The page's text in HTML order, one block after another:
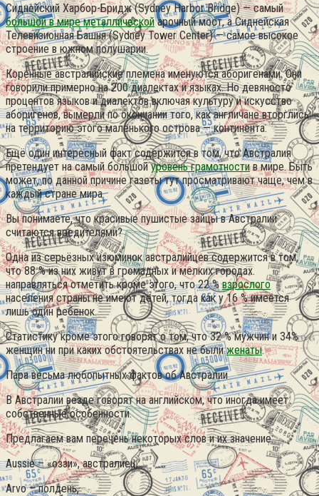
Сиднейский Харбор-Бридж (Sydney Harbor Bridge) — самый
большой в мире металлическойарочный мост, а Сиднейская
Телевизионная Башня (Sydney Tower Center) — самое высокое
строение в южном полушарии.
Коренные австралийские племена именуются аборигенами. Они
говорили примерно на 200 диалектах и языках. Но девяносто
процентов языков и диалектов включая культуру и искусство
аборигенов, вымерли по окончании того, как англичане вторглись
на территорию этого маленького острова — континента.
Ещё один интересный факт содержится в том, что Австралия
претендует на самый большойуровень грамотностив мире. Быть
может, по данной причине газеты тут просматривают чаще, чем в
каждый стране мира.
Вы понимаете, что красивые пушистые зайцы в Австралии
считаются вредителями?
Одна из серьёзных изюминок австралийцев содержится в том,
что 88 % из них живут в громадных и мелких городах.
направляться отметить кроме этого, что 22 %взрослого
населения страны не имеют детей, тогда как у 16 % имеется
лишь один ребенок.
Статистику кроме этого говорят о том, что 32 % мужчин и 34%
женщин ни при каких обстоятельствах не былиженаты.
Пара весьма любопытных фактов об Австралии
В Австралии везде говорят на английском, что иногда имеет
собственные особенности.
Предлагаем вам перечень некоторых слов и их значение:
Aussie – «оззи», австралиец,
Arvo – полдень,